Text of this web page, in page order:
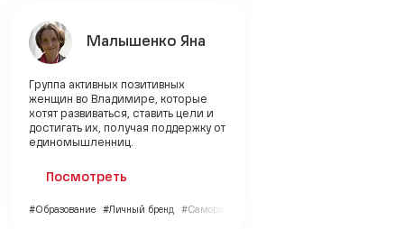
Малышенко Яна
Группа активных позитивных
женщин во Владимире, которые
хотят развиваться, ставить цели и
достигать их, получая поддержку от
единомышленниц.
Посмотреть
#Образование #Личный бренд #Саморазвитие